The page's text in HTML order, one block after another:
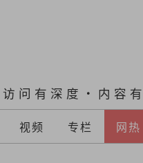
访问有深度·内容
视频 专栏 网热